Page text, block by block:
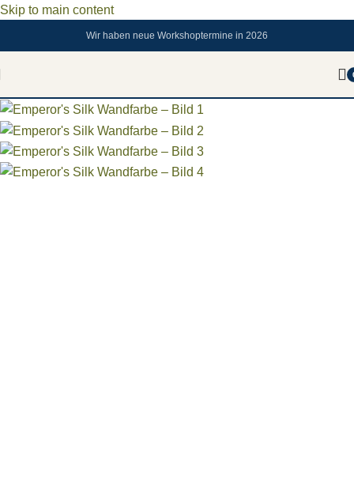
Skip to main content
Wir haben neue Workshoptermine in 2026